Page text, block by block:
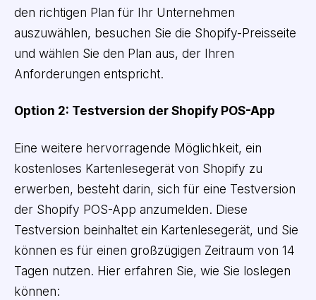
den richtigen Plan für Ihr Unternehmen
auszuwählen, besuchen Sie die Shopify-Preisseite
und wählen Sie den Plan aus, der Ihren
Anforderungen entspricht.
Option 2: Testversion der Shopify POS-App
Eine weitere hervorragende Möglichkeit, ein
kostenloses Kartenlesegerät von Shopify zu
erwerben, besteht darin, sich für eine Testversion
der Shopify POS-App anzumelden. Diese
Testversion beinhaltet ein Kartenlesegerät, und Sie
können es für einen großzügigen Zeitraum von 14
Tagen nutzen. Hier erfahren Sie, wie Sie loslegen
können: